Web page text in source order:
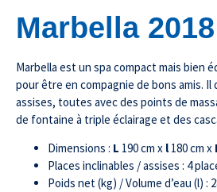
Marbella 2018
Marbella est un spa compact mais bien
pour être en compagnie de bons amis.
assises, toutes avec des points de
de fontaine à triple éclairage et des
Dimensions : L 190 cm x l 180 cm x
Places inclinables / assises : 4
Poids net (kg) / Volume d’eau (l) :